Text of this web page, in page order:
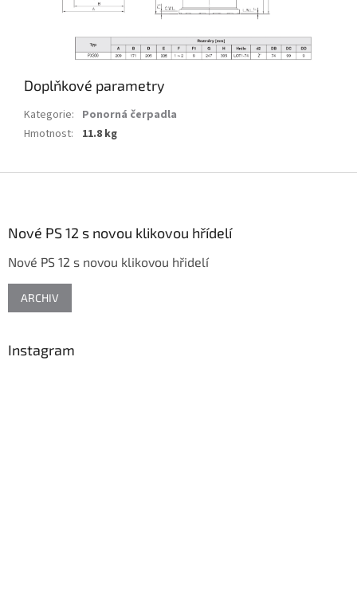
Doplňkové parametry
Kategorie: Ponorná čerpadla
Hmotnost: 11.8 kg
Nové PS 12 s novou klikovou hřídelí
Nové PS 12 s novou klikovou hřidelí
ARCHIV
Instagram